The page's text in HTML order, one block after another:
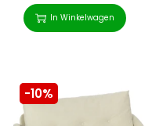
In Winkelwagen
-10%